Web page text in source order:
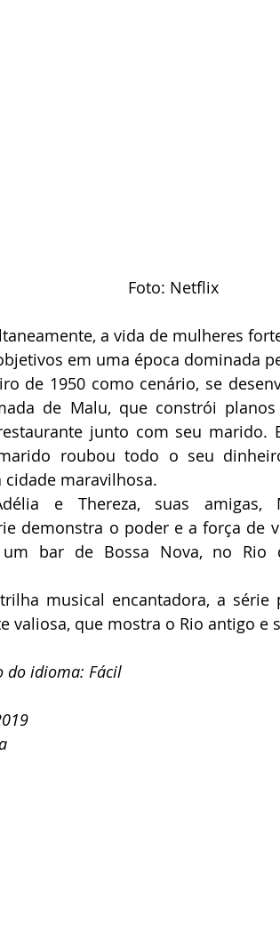
Foto: Netflix
a vida de mulheres
em uma época dominada
de 1950 como cenário, se
de Malu, que constrói
junto com seu marido.
roubou todo o seu
maravilhosa.
e Thereza, suas
demonstra o poder e a força de
bar de Bossa Nova, no Rio
musical encantadora, a
valiosa, que mostra o Rio antigo e
do idioma: Fácil